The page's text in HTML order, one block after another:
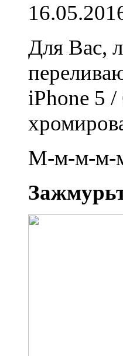
Для Вас,
iPhone 5 /
М-м-м-